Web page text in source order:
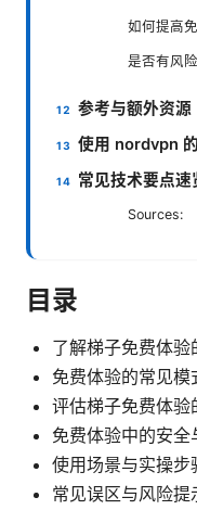
如何提高
是否有风
参考与额外资源
使用 nordvpn
常见技术要点速
Sources:
目录
了解梯子免费体验
免费体验的常见模
评估梯子免费体验
免费体验中的安全
使用场景与实操步
常见误区与风险提